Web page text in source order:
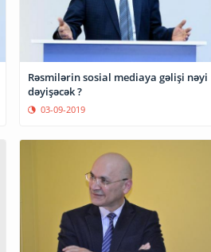
Rəsmilərin sosial mediaya gəlişi nəyi
dəyişəcək ?
03-09-2019